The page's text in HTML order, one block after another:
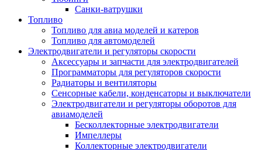
Санки-ватрушки
Топливо
Топливо для авиа моделей и катеров
Топливо для автомоделей
Электродвигатели и регуляторы скорости
Аксессуары и запчасти для электродвигателей
Программаторы для регуляторов скорости
Радиаторы и вентиляторы
Сенсорные кабели, конденсаторы и выключатели
Электродвигатели и регуляторы оборотов для
авиамоделей
Бесколлекторные электродвигатели
Импеллеры
Коллекторные электродвигатели